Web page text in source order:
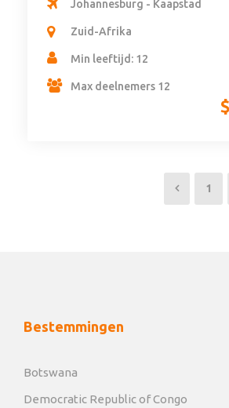
$
Johannesburg - Kaapstad
Zuid-Afrika
Min leeftijd: 12
Max deelnemers 12
1
Bestemmingen
Botswana
Democratic Republic of Congo